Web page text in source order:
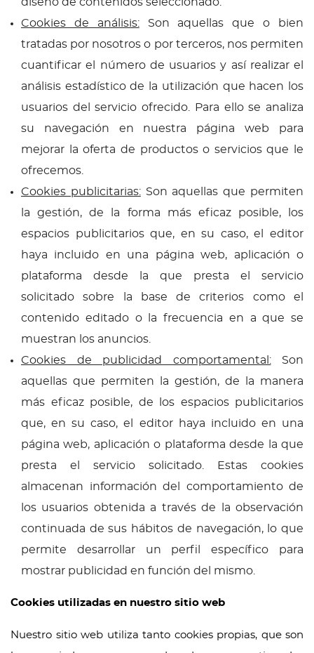
Cookies de análisis:Son aquellas que o bien
tratadas por nosotros o por terceros, nos permiten
cuantificar el número de usuarios y así realizar el
análisis estadístico de la utilización que hacen los
usuarios del servicio ofrecido. Para ello se analiza
su navegación en nuestra página web para
mejorar la oferta de productos o servicios que le
ofrecemos.
Cookies publicitarias:Son aquellas que permiten
la gestión, de la forma más eficaz posible, los
espacios publicitarios que, en su caso, el editor
haya incluido en una página web, aplicación o
plataforma desde la que presta el servicio
solicitado sobre la base de criterios como el
contenido editado o la frecuencia en a que se
muestran los anuncios.
Cookies de publicidad comportamental:Son
aquellas que permiten la gestión, de la manera
más eficaz posible, de los espacios publicitarios
que, en su caso, el editor haya incluido en una
página web, aplicación o plataforma desde la que
presta el servicio solicitado. Estas cookies
almacenan información del comportamiento de
los usuarios obtenida a través de la observación
continuada de sus hábitos de navegación, lo que
permite desarrollar un perfil específico para
mostrar publicidad en función del mismo.
Cookies utilizadas en nuestro sitio web
Nuestro sitio web utiliza tanto cookies propias, que son